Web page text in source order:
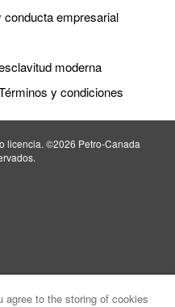
conducta empresarial
moderna
y condiciones
licencia. ©2026 Petro‐Canada
agree to the storing of cookies